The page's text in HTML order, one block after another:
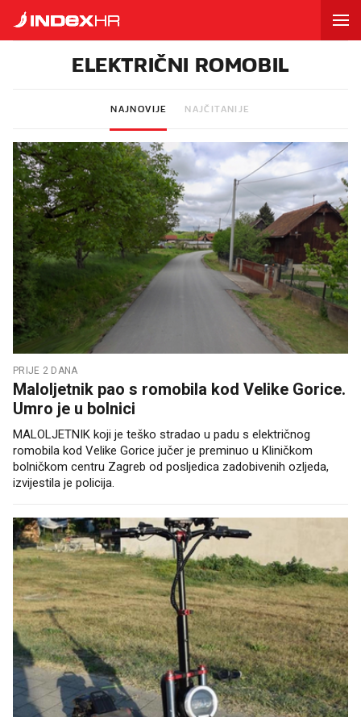
ELEKTRIČNI ROMOBIL
NAJNOVIJE NAJČITANIJE
PRIJE 2 DANA
Maloljetnik pao s romobila kod Velike Gorice.
Umro je u bolnici
MALOLJETNIK koji je teško stradao u padu s električnog
romobila kod Velike Gorice jučer je preminuo u Kliničkom
bolničkom centru Zagreb od posljedica zadobivenih ozljeda,
izvijestila je policija.